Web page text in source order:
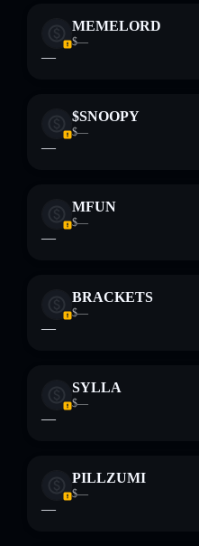
MEMELORD
$—
—
$SNOOPY
$—
—
MFUN
$—
—
BRACKETS
$—
—
SYLLA
$—
—
PILLZUMI
$—
—